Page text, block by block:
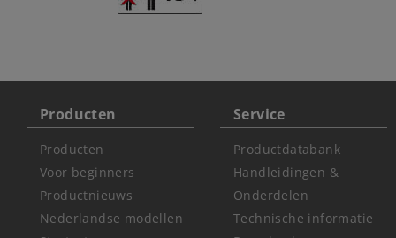
Producten
Producten
Voor beginners
Productnieuws
Nederlandse modellen
Service
Productdatabank
Handleidingen &
Onderdelen
Technische informatie